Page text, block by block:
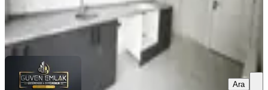
GÜVEN EMLAK GAYRİMENKUL &
DANIŞMANLIK
Ramazan BAYINDIR
Ara
Ara